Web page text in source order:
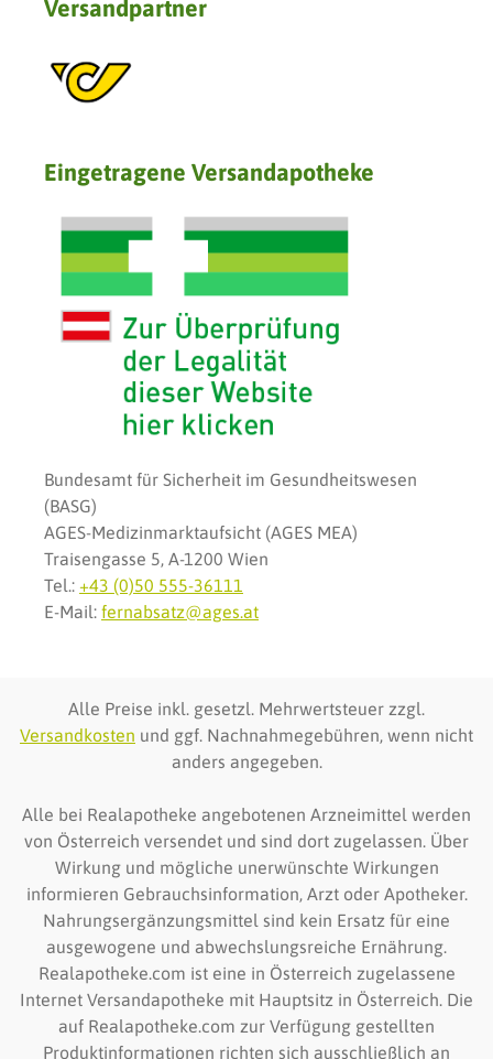
Versandpartner
Eingetragene Versandapotheke
Bundesamt für Sicherheit im Gesundheitswesen
(BASG)
AGES-Medizinmarktaufsicht (AGES MEA)
Traisengasse 5, A-1200 Wien
Tel.: +43 (0)50 555-36111
E-Mail: fernabsatz@ages.at
Alle Preise inkl. gesetzl. Mehrwertsteuer zzgl.
Versandkosten und ggf. Nachnahmegebühren, wenn nicht
anders angegeben.
Alle bei Realapotheke angebotenen Arzneimittel werden
von Österreich versendet und sind dort zugelassen. Über
Wirkung und mögliche unerwünschte Wirkungen
informieren Gebrauchsinformation, Arzt oder Apotheker.
Nahrungsergänzungsmittel sind kein Ersatz für eine
ausgewogene und abwechslungsreiche Ernährung.
Realapotheke.com ist eine in Österreich zugelassene
Internet Versandapotheke mit Hauptsitz in Österreich. Die
auf Realapotheke.com zur Verfügung gestellten
Produktinformationen richten sich ausschließlich an